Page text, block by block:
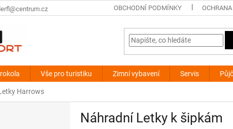
OBCHODNÍ PODMÍNKY
Vše pro turistiku Zimní vybavení Servis
Harrows
Náhradní Letky k šipkám